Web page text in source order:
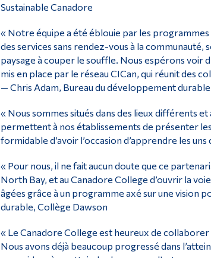
Sustainable Canadore
« Notre équipe a été éblouie par les
des services sans rendez-vous à la communauté,
paysage à couper le souffle. Nous espérons
mis en place par le réseau CICan, qui réunit des
— Chris Adam, Bureau du développement
« Nous sommes situés dans des lieux différents
permettent à nos établissements de présenter
formidable d’avoir l’occasion d’apprendre les
« Pour nous, il ne fait aucun doute que ce
North Bay, et au Canadore College d’ouvrir la
âgées grâce à un programme axé sur une vision
durable, Collège Dawson
« Le Canadore College est heureux de
Nous avons déjà beaucoup progressé dans